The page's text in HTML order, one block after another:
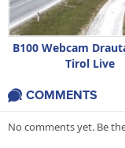
B100 Webcam
Tirol Live
COMMENTS
No comments yet. Be